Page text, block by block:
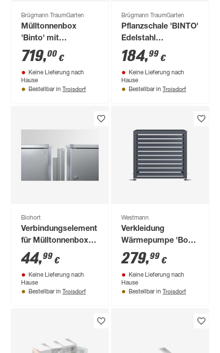
Brügmann TraumGarten
Mülltonnenbox
'Binto' mit
Klappdeckel
naturfarben 139 x
125 x 84 cm
719,00 €
Keine Lieferung nach
Hause
Bestellbar in Troisdorf
Brügmann TraumGarten
Pflanzschale 'BINTO'
Edelstahl
links/rechts
184,99 €
Keine Lieferung nach
Hause
Bestellbar in Troisdorf
Biohort
Verbindungselement
für Mülltonnenbox
'Alex' silber-metallic
44,99 €
Keine Lieferung nach
Hause
Bestellbar in Troisdorf
Westmann
Verkleidung
Wärmepumpe 'Boxa
S' Stahl anthrazit 100
x 56 x 97 cm
279,99 €
Keine Lieferung nach
Hause
Bestellbar in Troisdorf